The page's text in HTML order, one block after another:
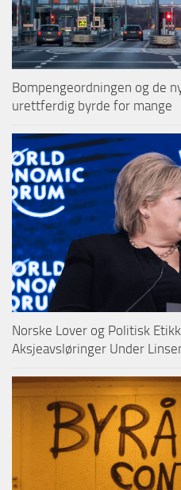
Bompengeordningen og de
urettferdig byrde for mange
Norske Lover og Politisk
Aksjeavsløringer Under